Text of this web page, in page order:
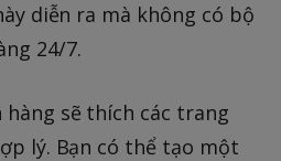
diễn ra mà không có bộ
24/7.
hàng sẽ thích các trang
lý. Bạn có thể tạo một